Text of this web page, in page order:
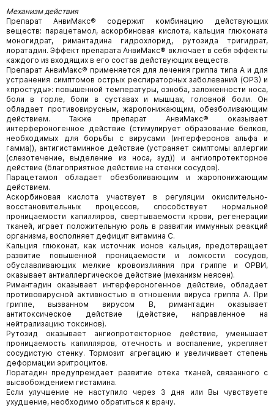
Механизм действия
Препарат АнвиМакс® содержит комбинацию действующих
веществ: парацетамол, аскорбиновая кислота, кальция глюконата
моногидрат, римантадина гидрохлорид, рутозида тригидрат,
лоратадин. Эффект препарата АнвиМакс® включает в себя эффекты
каждого из входящих в его состав действующих веществ.
Препарат АнвиМакс® применяется для лечения гриппа типа А и для
устранения симптомов острых респираторных заболеваний (ОРЗ) и
«простуды»: повышенной температуры, озноба, заложенности носа,
боли в горле, боли в суставах и мышцах, головной боли. Он
обладает противовирусным, жаропонижающим, обезболивающим
действием. Также препарат АнвиМакс® оказывает
интерфероногенное действие (стимулирует образование белков,
необходимых для борьбы с вирусами (интерферонов альфа и
гамма)), антигистаминное действие (устраняет симптомы аллергии
(слезотечение, выделение из носа, зуд)) и ангиопротекторное
действие (благоприятное действие на стенки сосудов).
Парацетамол обладает обезболивающим и жаропонижающим
действием.
Аскорбиновая кислота участвует в регуляции окислительно-
восстановительных процессов, способствует нормальной
проницаемости капилляров, свертываемости крови, регенерации
тканей, играет положительную роль в развитии иммунных реакций
организма, восполняет дефицит витамина С.
Кальция глюконат, как источник ионов кальция, предотвращает
развитие повышенной проницаемости и ломкости сосудов,
обуславливающих мелкие кровоизлияния при гриппе и ОРВИ,
оказывает антиаллергическое действие (механизм неясен).
Римантадин оказывает интерфероногенное действие, обладает
противовирусной активностью в отношении вируса гриппа А. При
гриппе, вызванном вирусом В, римантадин оказывает
антитоксическое действие (действие, направленное на
нейтрализацию токсинов).
Рутозид оказывает ангиопротекторное действие, уменьшает
проницаемость капилляров, отечность и воспаление, укрепляет
сосудистую стенку. Тормозит агрегацию и увеличивает степень
деформации эритроцитов.
Лоратадин предупреждает развитие отека тканей, связанного с
высвобождением гистамина.
Если улучшение не наступило через 3 дня или Вы чувствуете
ухудшение, необходимо обратиться к врачу.